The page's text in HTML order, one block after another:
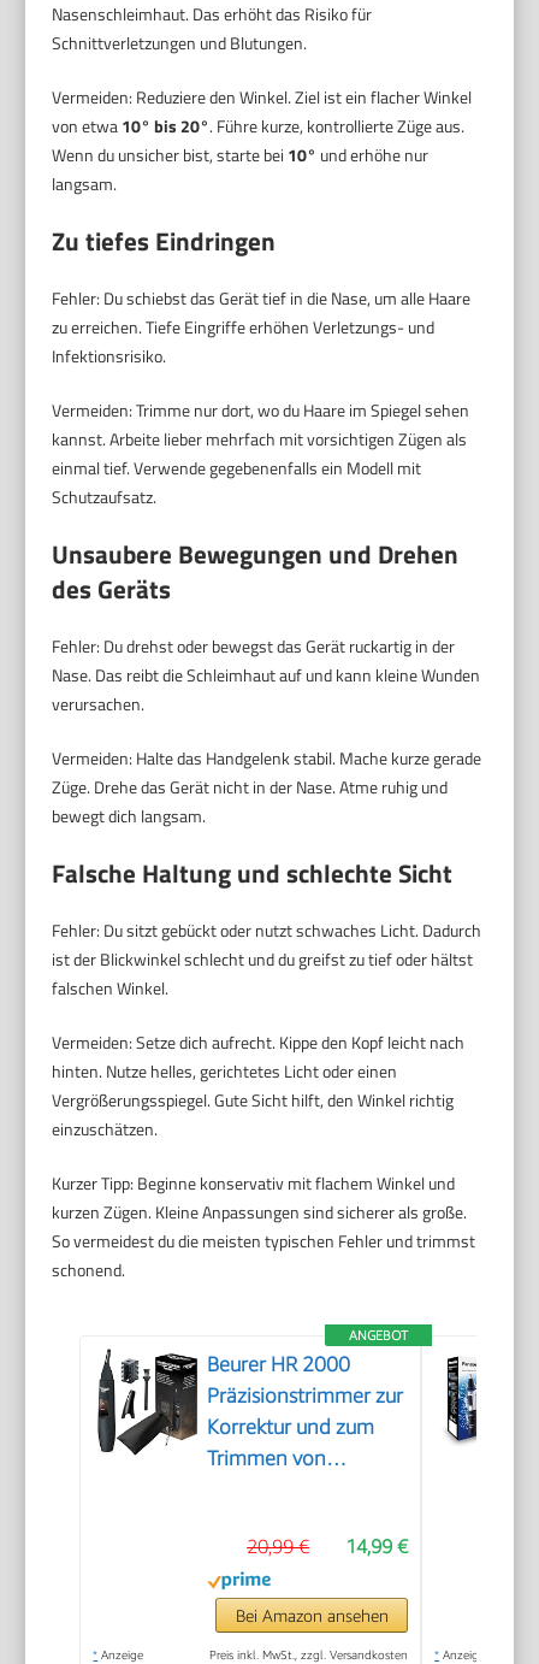
Nasenschleimhaut. Das erhöht das Risiko für
Schnittverletzungen und Blutungen.
Vermeiden: Reduziere den Winkel. Ziel ist ein flacher Winkel
von etwa10° bis 20°. Führe kurze, kontrollierte Züge aus.
Wenn du unsicher bist, starte bei 10° und erhöhe nur
langsam.
Zu tiefes Eindringen
Fehler: Du schiebst das Gerät tief in die Nase, um alle Haare
zu erreichen. Tiefe Eingriffe erhöhen Verletzungs- und
Infektionsrisiko.
Vermeiden: Trimme nur dort, wo du Haare im Spiegel sehen
kannst. Arbeite lieber mehrfach mit vorsichtigen Zügen als
einmal tief. Verwende gegebenenfalls ein Modell mit
Schutzaufsatz.
Unsaubere Bewegungen und Drehen
des Geräts
Fehler: Du drehst oder bewegst das Gerät ruckartig in der
Nase. Das reibt die Schleimhaut auf und kann kleine Wunden
verursachen.
Vermeiden: Halte das Handgelenk stabil. Mache kurze gerade
Züge. Drehe das Gerät nicht in der Nase. Atme ruhig und
bewegt dich langsam.
Falsche Haltung und schlechte Sicht
Fehler: Du sitzt gebückt oder nutzt schwaches Licht. Dadurch
ist der Blickwinkel schlecht und du greifst zu tief oder hältst
falschen Winkel.
Vermeiden: Setze dich aufrecht. Kippe den Kopf leicht nach
hinten. Nutze helles, gerichtetes Licht oder einen
Vergrößerungsspiegel. Gute Sicht hilft, den Winkel richtig
einzuschätzen.
Kurzer Tipp: Beginne konservativ mit flachem Winkel und
kurzen Zügen. Kleine Anpassungen sind sicherer als große.
So vermeidest du die meisten typischen Fehler und trimmst
schonend.
ANGEBOT
Beurer HR 2000
Präzisionstrimmer zur
Korrektur und zum
Trimmen von
Kammaufsatz und
abnehmbarem
Schneidaufsatz
14,99 €
20,99 €
Bei Amazon ansehen
* Anzeige Preis inkl. MwSt., zzgl. Versandkosten * Anzeige